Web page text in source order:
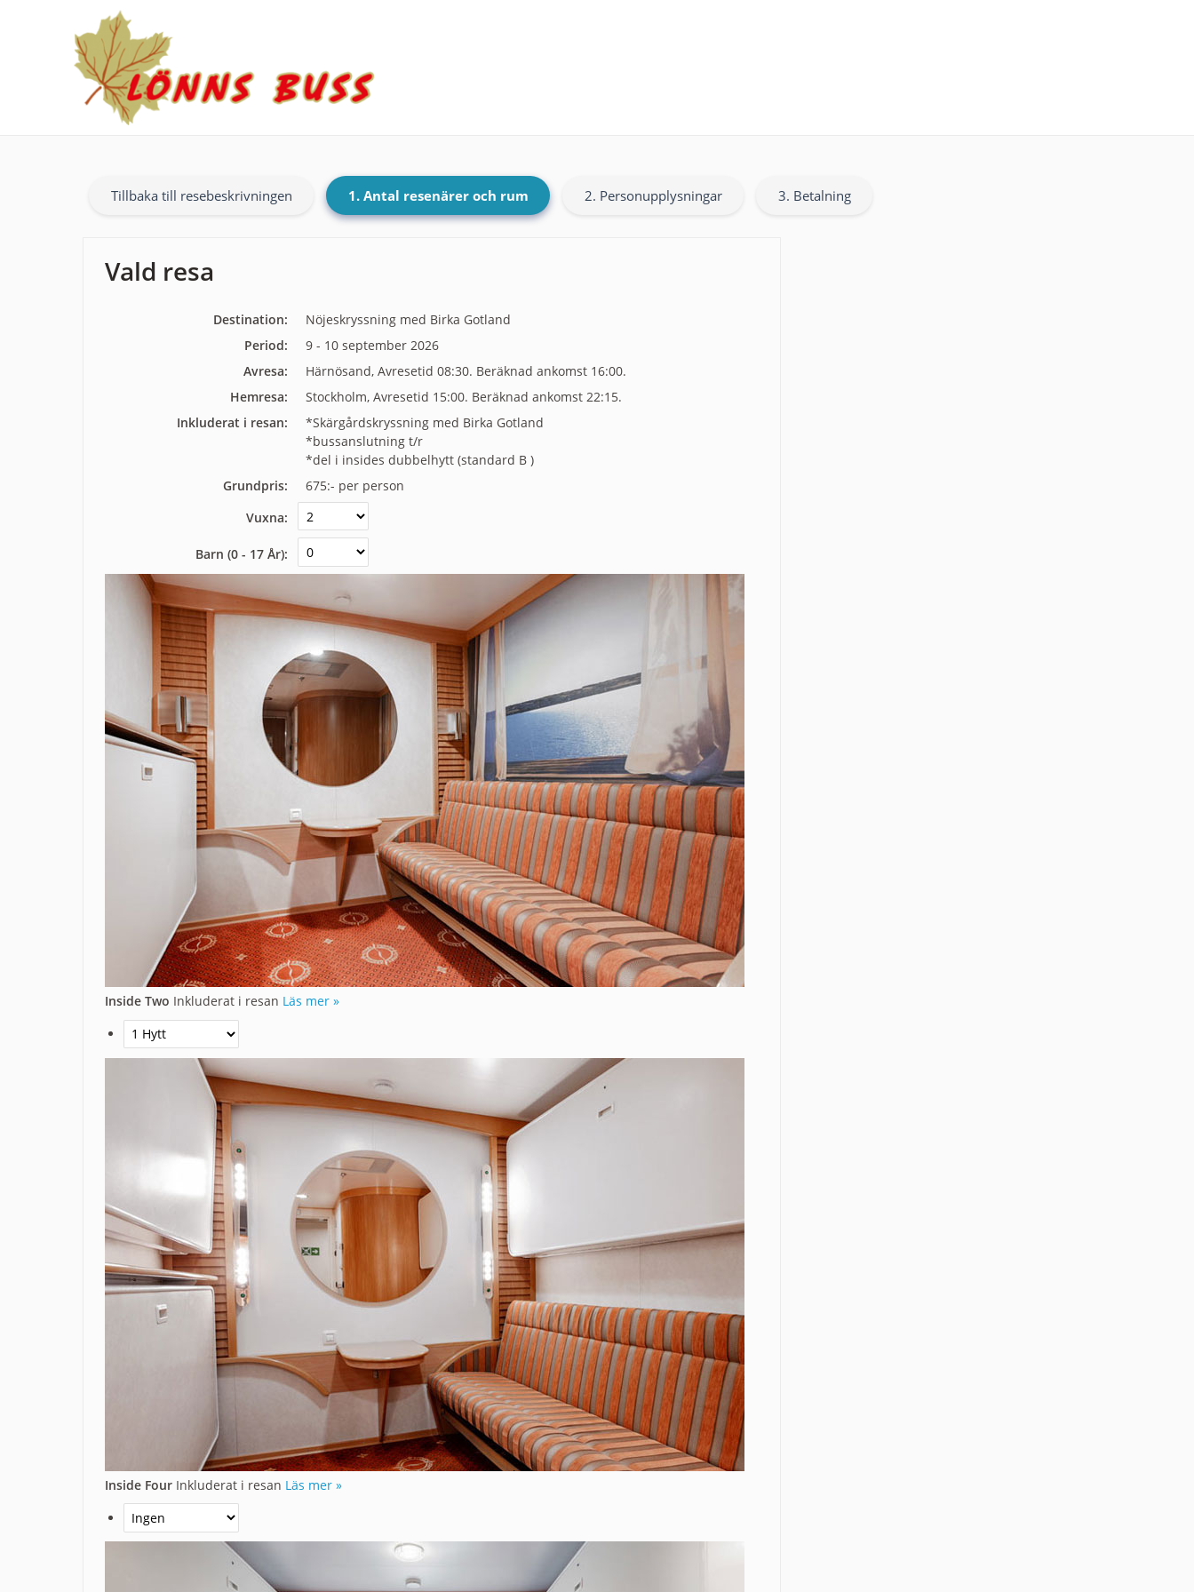
Tillbaka till resebeskrivningen 1. Antal resenärer och rum 2. Personupplysningar 3. Betalning
Vald resa
Destination:
Nöjeskryssning med Birka Gotland
Period:
9 - 10 september 2026
Avresa:
Härnösand, Avresetid 08:30. Beräknad ankomst 16:00.
Hemresa:
Stockholm, Avresetid 15:00. Beräknad ankomst 22:15.
Inkluderat i resan:
*Skärgårdskryssning med Birka Gotland
*bussanslutning t/r
*del i insides dubbelhytt (standard B )
Grundpris:
675:- per person
Vuxna:
Barn (0 - 17 År):
Inside Two Inkluderat i resan Läs mer »
Inside Four Inkluderat i resan Läs mer »